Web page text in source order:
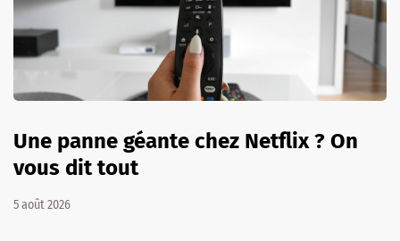
Une panne géante chez Netflix ? On
vous dit tout
5 août 2026